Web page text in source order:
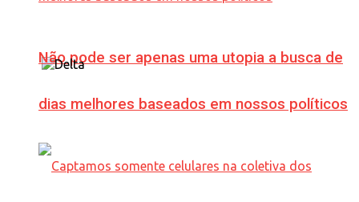
Não pode ser apenas uma utopia a busca de
dias melhores baseados em nossos políticos